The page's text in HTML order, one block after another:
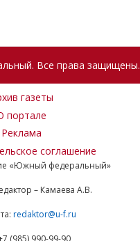
Все права защищены.
газеты
портале
Реклама
соглашение
«Южный федеральный»
– Камаева А.В.
redaktor@u-f.ru
(985) 990-99-90